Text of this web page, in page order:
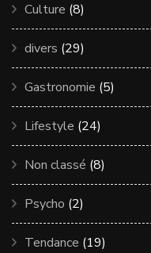
Culture (8)
divers (29)
Gastronomie (5)
Lifestyle (24)
Non classé (8)
Psycho (2)
Tendance (19)